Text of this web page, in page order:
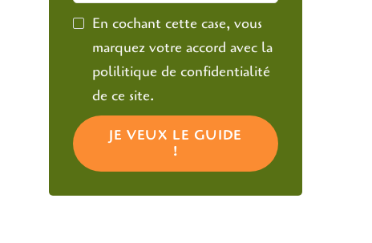
En cochant cette case, vous
marquez votre accord avec la
polilitique de confidentialité
de ce site.